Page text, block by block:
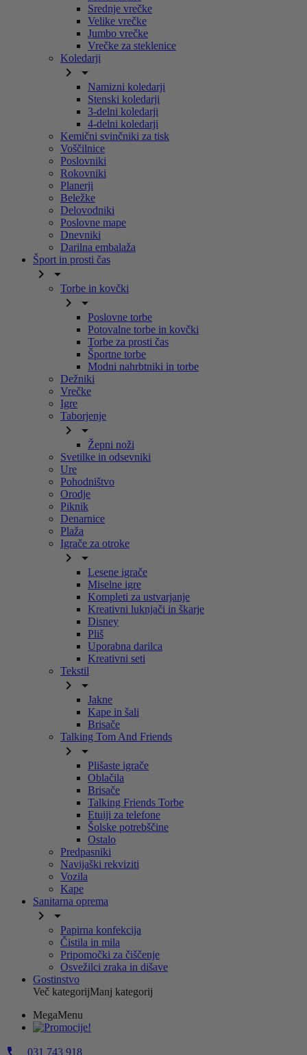
Srednje vrečke
Velike vrečke
Jumbo vrečke
Vrečke za steklenice
Koledarji
 
Namizni koledarji
Stenski koledarji
3-delni koledarji
4-delni koledarji
Kemični svinčniki za tisk
Voščilnice
Poslovniki
Rokovniki
Planerji
Beležke
Delovodniki
Poslovne mape
Dnevniki
Darilna embalaža
Šport in prosti čas
 
Torbe in kovčki
 
Poslovne torbe
Potovalne torbe in kovčki
Torbe za prosti čas
Športne torbe
Modni nahrbtniki in torbe
Dežniki
Vrečke
Igre
Taborjenje
 
Žepni noži
Svetilke in odsevniki
Ure
Pohodništvo
Orodje
Piknik
Denarnice
Plaža
Igrače za otroke
 
Lesene igrače
Miselne igre
Kompleti za ustvarjanje
Kreativni luknjači in škarje
Disney
Pliš
Uporabna darilca
Kreativni seti
Tekstil
 
Jakne
Kape in šali
Brisače
Talking Tom And Friends
 
Plišaste igrače
Oblačila
Brisače
Talking Friends Torbe
Etuiji za telefone
Šolske potrebščine
Ostalo
Predpasniki
Navijaški rekviziti
Vozila
Kape
Sanitarna oprema
 
Papirna konfekcija
Čistila in mila
Pripomočki za čiščenje
Osvežilci zraka in dišave
Gostinstvo
Več kategorijManj kategorij
MegaMenu
031 743 918